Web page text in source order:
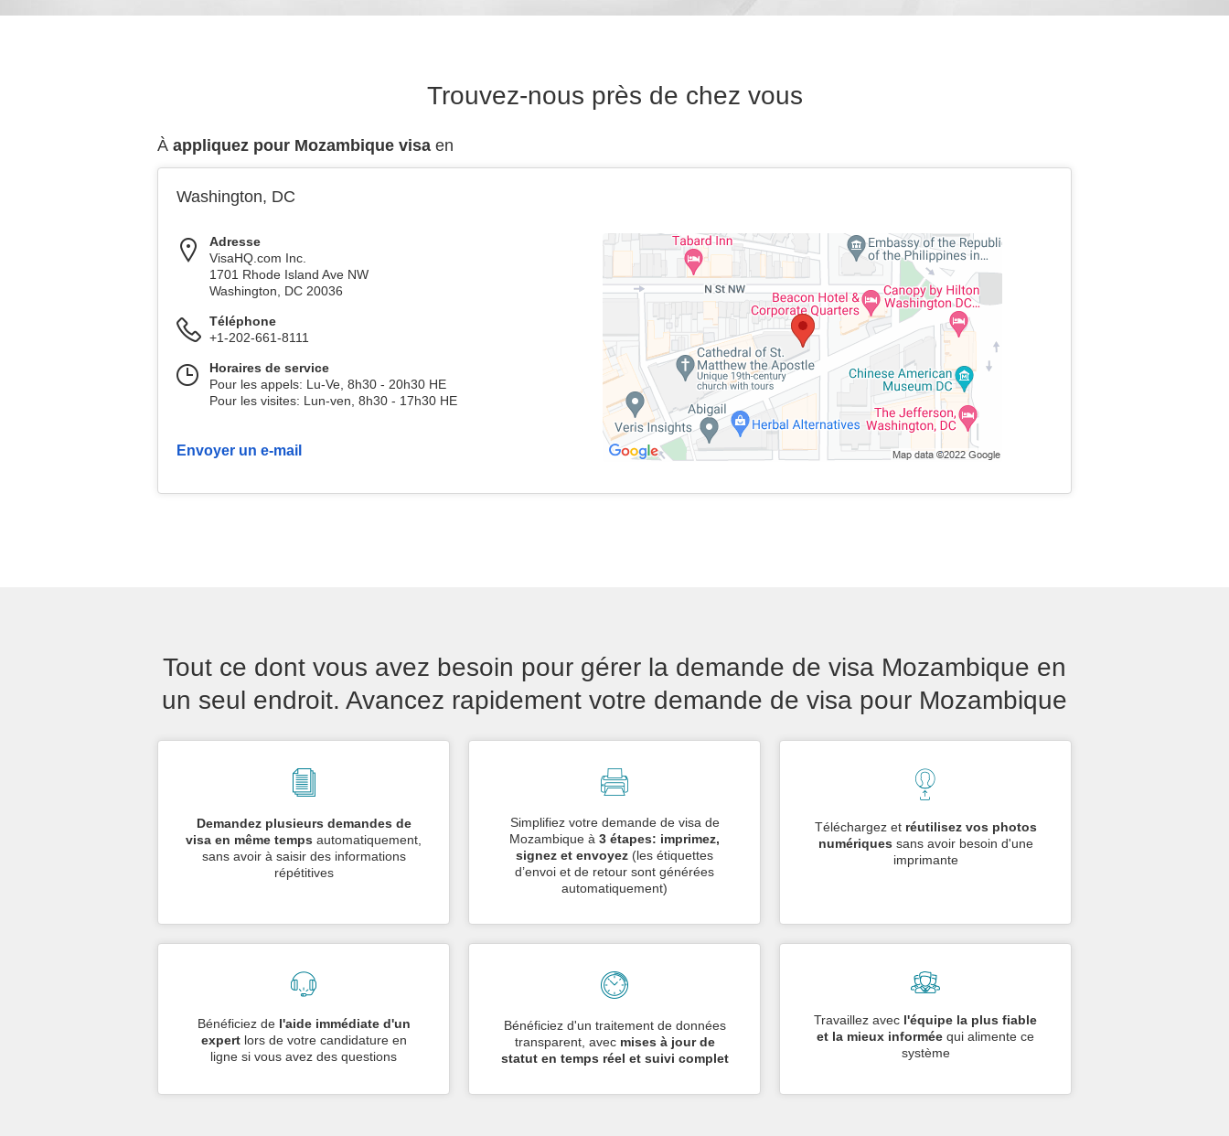
Trouvez-nous près de chez vous
À appliquez pour Mozambique visa en
Washington, DC
Adresse
VisaHQ.com Inc.
1701 Rhode Island Ave NW
Washington
DC 20036
Téléphone
+1-202-661-8111
Horaires de service
Pour les appels: Lu-Ve, 8h30 - 20h30 HE
Pour les visites: Lun-ven, 8h30 - 17h30 HE
Envoyer un e-mail
Tout ce dont vous avez besoin pour gérer la demande de visa Mozambique en
un seul endroit. Avancez rapidement votre demande de visa pour Mozambique
Demandez plusieurs demandes de
visa en même temps automatiquement,
sans avoir à saisir des informations
répétitives
Simplifiez votre demande de visa de
Mozambique à 3 étapes: imprimez,
signez et envoyez (les étiquettes
d’envoi et de retour sont générées
automatiquement)
Téléchargez et réutilisez vos photos
numériques sans avoir besoin d'une
imprimante
Bénéficiez de l'aide immédiate d'un
expertlors de votre candidature en
ligne si vous avez des questions
Bénéficiez d'un traitement de données
transparent, avec mises à jour de
statut en temps réel et suivi complet
Travaillez avec l'équipe la plus fiable
et la mieux informée qui alimente ce
système